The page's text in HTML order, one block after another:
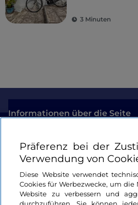
schmucken
3 Minuten
Informationen über die Seite
Nützliche Links
Login
Bleiben wir in Kontakt
Präferenz bei der
Verwendung von
Diese Website verwendet
Cookies für Werbezwecke, um
Website zu verbessern und